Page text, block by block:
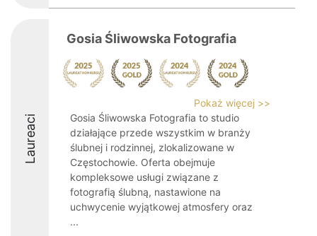
Laureaci
Gosia Śliwowska Fotografia
Pokaż więcej >>
Gosia Śliwowska Fotografia to studio
działające przede wszystkim w branży
ślubnej i rodzinnej, zlokalizowane w
Częstochowie. Oferta obejmuje
kompleksowe usługi związane z
fotografią ślubną, nastawione na
uchwycenie wyjątkowej atmosfery oraz
...